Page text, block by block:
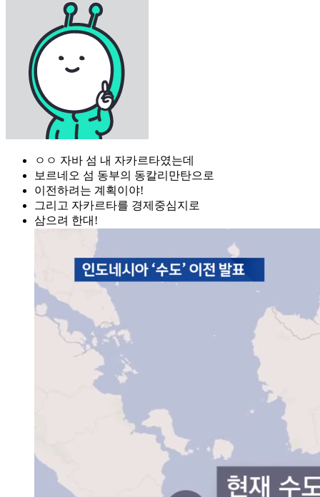
ㅇㅇ 자바 섬 내 자카르타였는데
보르네오 섬 동부의 동칼리만탄으로
이전하려는 계획이야!
그리고 자카르타를 경제중심지로
삼으려 한대!